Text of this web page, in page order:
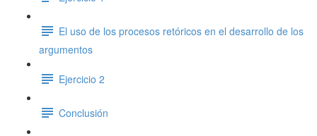
El uso de los procesos retóricos en el desarrollo de los
argumentos
Ejercicio 2
Conclusión